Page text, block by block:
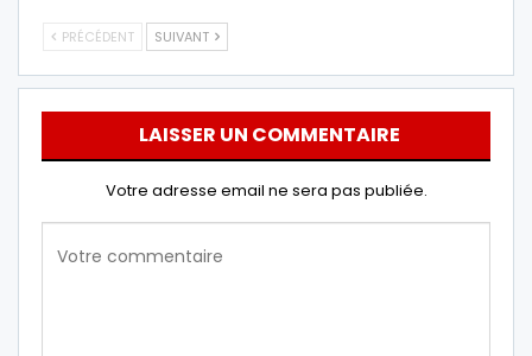
PRÉCÉDENT SUIVANT
LAISSER UN COMMENTAIRE
Votre adresse email ne sera pas publiée.